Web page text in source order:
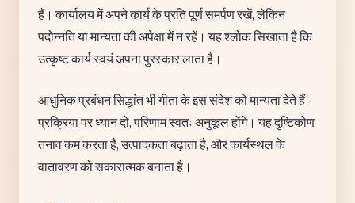
हैं। कार्यालय में अपने कार्य के प्रति पूर्ण समर्पण रखें, लेकिन
पदोन्नति या मान्यता की अपेक्षा में न रहें। यह श्लोक सिखाता है कि
उत्कृष्ट कार्य स्वयं अपना पुरस्कार लाता है।
आधुनिक प्रबंधन सिद्धांत भी गीता के इस संदेश को मान्यता देते हैं -
प्रक्रिया पर ध्यान दो, परिणाम स्वतः अनुकूल होंगे। यह दृष्टिकोण
तनाव कम करता है, उत्पादकता बढ़ाता है, और कार्यस्थल के
वातावरण को सकारात्मक बनाता है।